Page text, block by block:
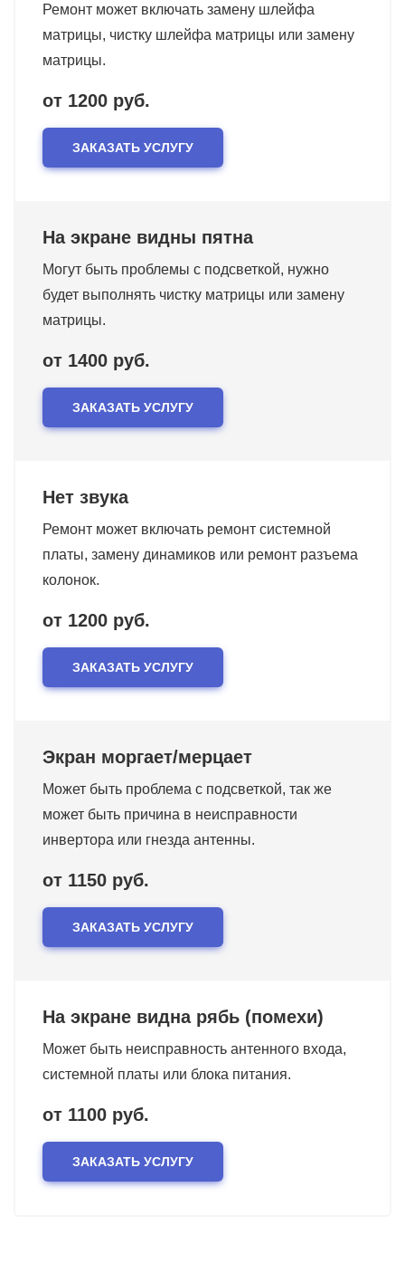
Ремонт может включать замену шлейфа
матрицы, чистку шлейфа матрицы или замену
матрицы.
от 1200 руб.
ЗАКАЗАТЬ УСЛУГУ
На экране видны пятна
Могут быть проблемы с подсветкой, нужно
будет выполнять чистку матрицы или замену
матрицы.
от 1400 руб.
ЗАКАЗАТЬ УСЛУГУ
Нет звука
Ремонт может включать ремонт системной
платы, замену динамиков или ремонт разъема
колонок.
от 1200 руб.
ЗАКАЗАТЬ УСЛУГУ
Экран моргает/мерцает
Может быть проблема с подсветкой, так же
может быть причина в неисправности
инвертора или гнезда антенны.
от 1150 руб.
ЗАКАЗАТЬ УСЛУГУ
На экране видна рябь (помехи)
Может быть неисправность антенного входа,
системной платы или блока питания.
от 1100 руб.
ЗАКАЗАТЬ УСЛУГУ